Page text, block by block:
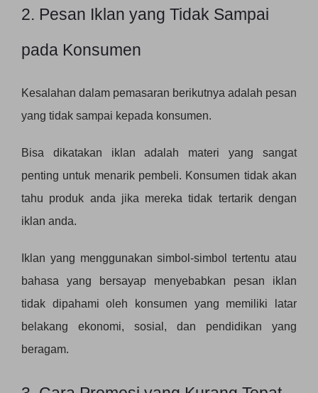
2. Pesan Iklan yang Tidak Sampai
pada Konsumen
Kesalahan dalam pemasaran berikutnya adalah pesan
yang tidak sampai kepada konsumen.
Bisa dikatakan iklan adalah materi yang sangat
penting untuk menarik pembeli. Konsumen tidak akan
tahu produk anda jika mereka tidak tertarik dengan
iklan anda.
Iklan yang menggunakan simbol-simbol tertentu atau
bahasa yang bersayap menyebabkan pesan iklan
tidak dipahami oleh konsumen yang memiliki latar
belakang ekonomi, sosial, dan pendidikan yang
beragam.